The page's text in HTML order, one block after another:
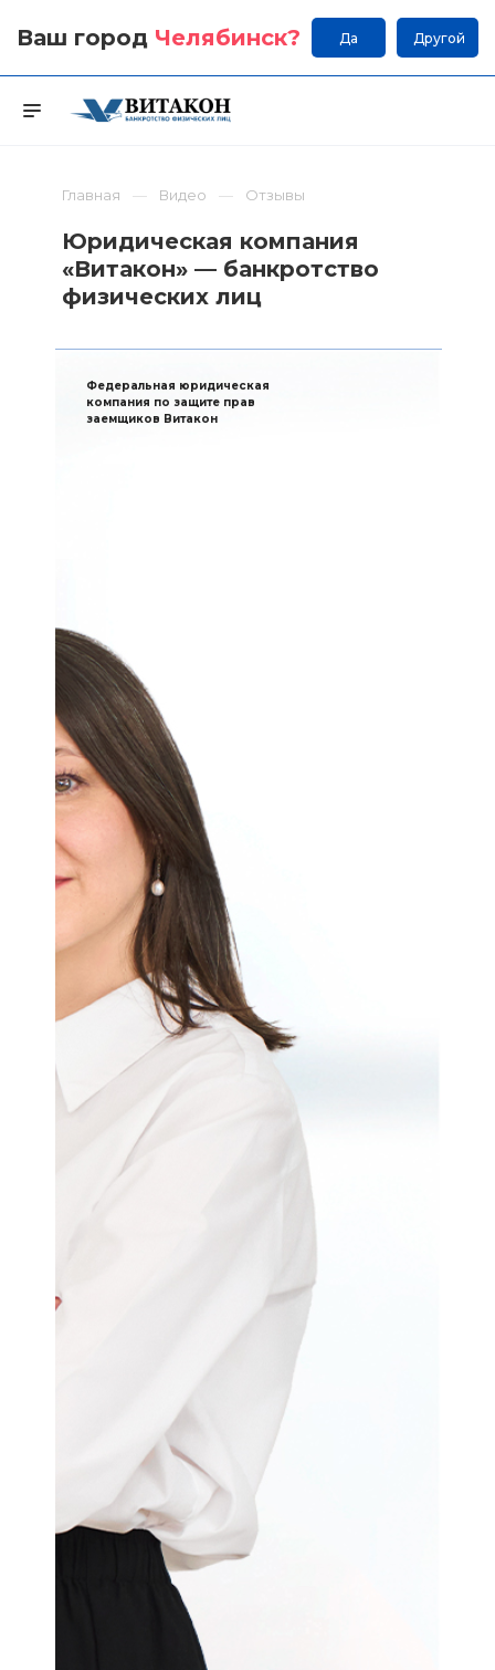
Ваш город Челябинск? Да Другой
Главная Видео Отзывы
Юридическая компания
«Витакон» — банкротство
физических лиц
Федеральная юридическая
компания по защите прав
заемщиков Витакон